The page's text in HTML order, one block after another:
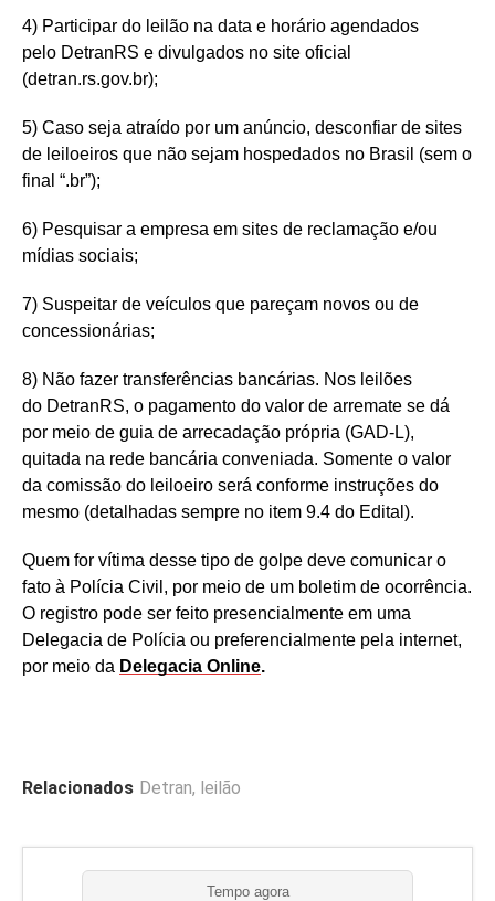
4) Participar do leilão na data e horário agendados
pelo DetranRS e divulgados no site oficial
(detran.rs.gov.br);
5) Caso seja atraído por um anúncio, desconfiar de sites
de leiloeiros que não sejam hospedados no Brasil (sem o
final “.br”);
6) Pesquisar a empresa em sites de reclamação e/ou
mídias sociais;
7) Suspeitar de veículos que pareçam novos ou de
concessionárias;
8) Não fazer transferências bancárias. Nos leilões
do DetranRS, o pagamento do valor de arremate se dá
por meio de guia de arrecadação própria (GAD-L),
quitada na rede bancária conveniada. Somente o valor
da comissão do leiloeiro será conforme instruções do
mesmo (detalhadas sempre no item 9.4 do Edital).
Quem for vítima desse tipo de golpe deve comunicar o
fato à Polícia Civil, por meio de um boletim de ocorrência.
O registro pode ser feito presencialmente em uma
Delegacia de Polícia ou preferencialmente pela internet,
por meio da Delegacia Online.
Relacionados Detran, leilão
Tempo agora